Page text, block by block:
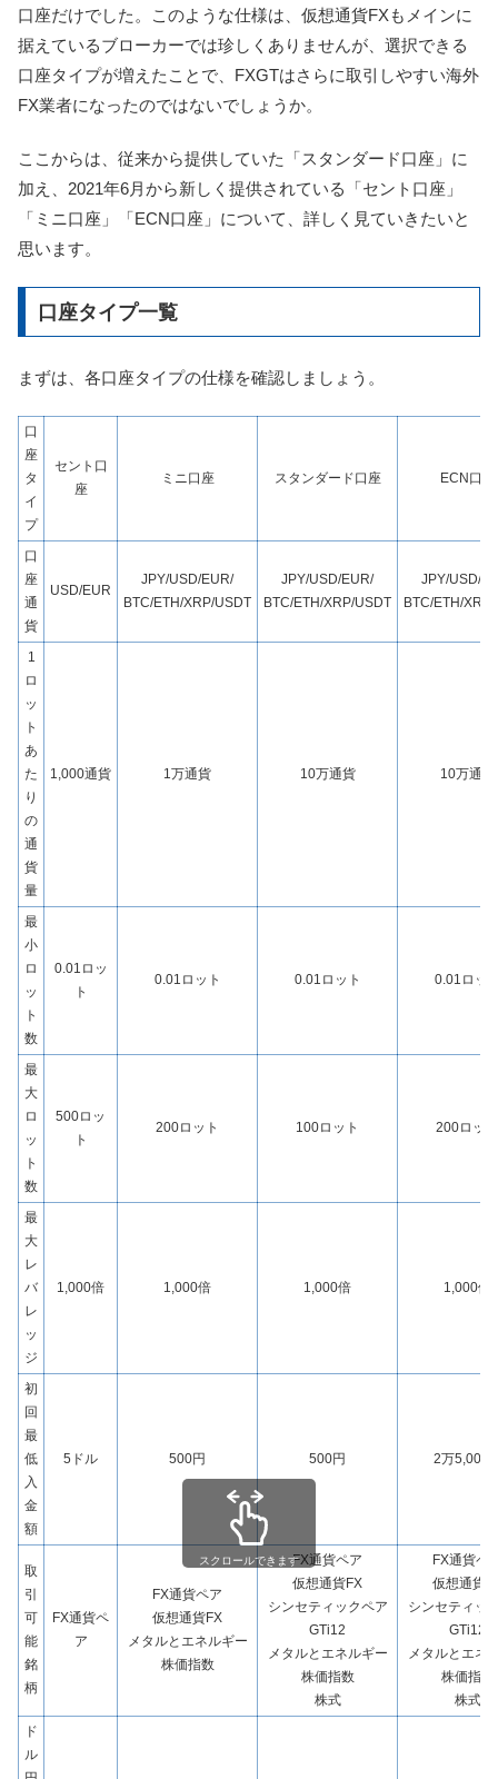
口座だけでした。このような仕様は、仮想通貨FXもメインに
据えているブローカーでは珍しくありませんが、選択できる
口座タイプが増えたことで、FXGTはさらに取引しやすい海外
FX業者になったのではないでしょうか。
ここからは、従来から提供していた「スタンダード口座」に
加え、2021年6月から新しく提供されている「セント口座」
「ミニ口座」「ECN口座」について、詳しく見ていきたいと
思います。
口座タイプ一覧
まずは、各口座タイプの仕様を確認しましょう。
口
座
タ
イ
プ
セント口
座
ミニ口座 スタンダード口座 ECN口座
口
座
通
貨
USD/EUR
JPY/USD/EUR/
BTC/ETH/XRP/USDT
JPY/USD/EUR/
BTC/ETH/XRP/USDT
JPY/USD/
BTC/ETH/
1
ロ
ッ
ト
あ
た
り
の
通
貨
量
1,000通貨 1万通貨 10万通貨 10万通貨
最
小
ロ
ッ
ト
数
0.01ロッ
ト
0.01ロット 0.01ロット 0.01ロッ
最
大
ロ
ッ
ト
数
500ロッ
ト
200ロット 100ロット 200ロット
最
大
レ
バ
レ
ッ
ジ
1,000倍 1,000倍 1,000倍 1,000倍
初
回
最
低
入
金
額
5ドル 500円 500円 2万5,000
取
引
可
能
銘
柄
FX通貨ペ
ア
FX通貨ペア
仮想通貨FX
メタルとエネルギー
株価指数
FX通貨ペア
仮想通貨FX
シンセティックペア
GTi12
メタルとエネルギー
株価指数
株式
FX通貨ペ
仮想通貨
シンセティッ
GTi12
メタルとエネ
株価指数
株式
ド
ル
スクロールできます